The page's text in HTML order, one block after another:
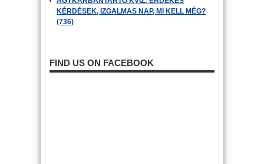
KÉRDÉSEK, IZGALMAS NAP, MI KELL MÉG?
(736)
FIND US ON FACEBOOK